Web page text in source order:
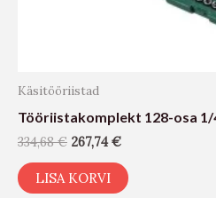
Käsitööriistad
Tööriistakomplekt 128-osa 1/
334,68€ 267,74€
LISA KORVI